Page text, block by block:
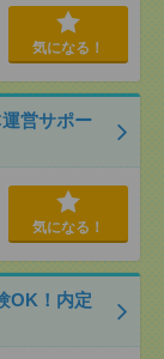
気になる！
営サポー
気になる！
OK！内定